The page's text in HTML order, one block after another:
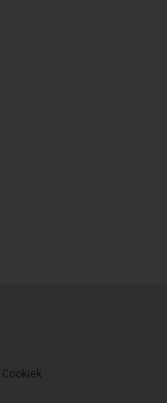
Cookiek